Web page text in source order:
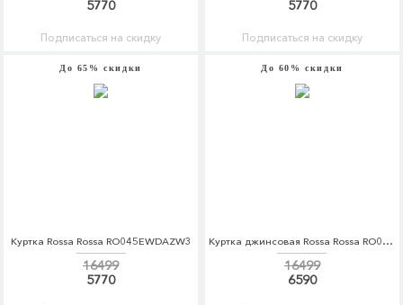
5770
Подписаться на скидку
5770
Подписаться на скидку
До 65% скидки
Куртка Rossa Rossa RO045EWDAZW3
16499
5770
До 60% скидки
Куртка джинсовая Rossa Rossa RO045EWDAWT4
16499
6590